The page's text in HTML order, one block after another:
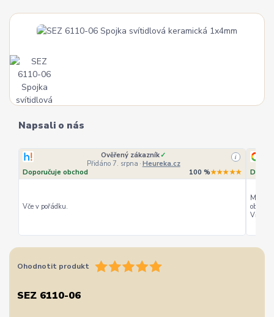
Napsali o nás
Ověřený zákazník✓
Přidáno 7. srpna · Heureka.cz
i
Doporučuje obchod 100 %★★★★★
Vče v pořádku.
Můžu
Vřele
Ohodnotit produkt
SEZ 6110-06